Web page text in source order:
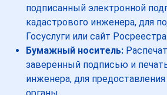
подписанный электронной
кадастрового инженера, для
Госуслуги или сайт Росреестра.
Бумажный носитель:
заверенный подписью и
инженера, для
органы.